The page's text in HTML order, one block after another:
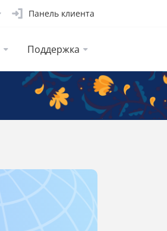
Панель клиента
Поддержка